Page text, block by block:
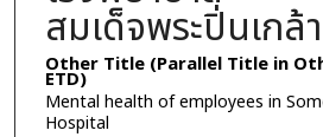
สมเด็จพระปิ่นเกล้า
Other Title (Parallel Title in
ETD)
Mental health of employees in
Hospital